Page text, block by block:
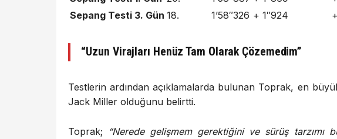
Sepang Testi 3. Gün 18. 1’58″326 + 1″924
“Uzun Virajları Henüz Tam Olarak Çözemedim”
Testlerin ardından açıklamalarda bulunan Toprak, en
Jack Miller olduğunu belirtti.
Toprak;
“Nerede gelişmem gerektiğini ve sürüş